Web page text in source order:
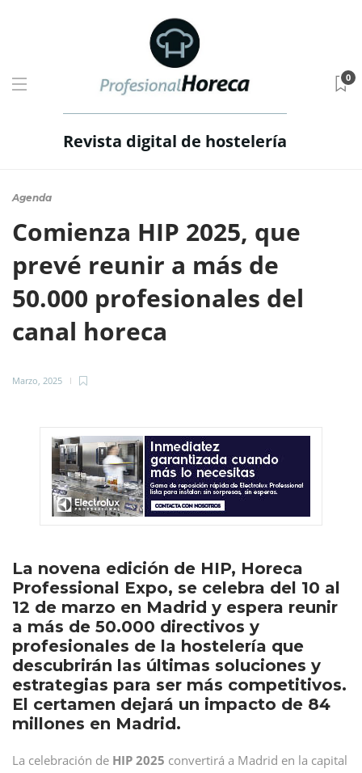
Revista digital de hostelería
0
Agenda
Comienza HIP 2025, que
prevé reunir a más de
50.000 profesionales del
canal horeca
Marzo, 2025
La novena edición de HIP, Horeca
Professional Expo, se celebra del 10 al
12 de marzo en Madrid y espera reunir
a más de 50.000 directivos y
profesionales de la hostelería que
descubrirán las últimas soluciones y
estrategias para ser más competitivos.
El certamen dejará un impacto de 84
millones en Madrid.
La celebración de HIP 2025 convertirá a Madrid en la capital